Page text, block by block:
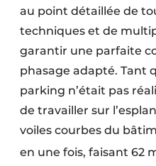
au point détaillée de
techniques et de
garantir une parfaite
phasage adapté. Tant
parking n’était pas
de travailler sur
voiles courbes du
en une fois, faisant 62